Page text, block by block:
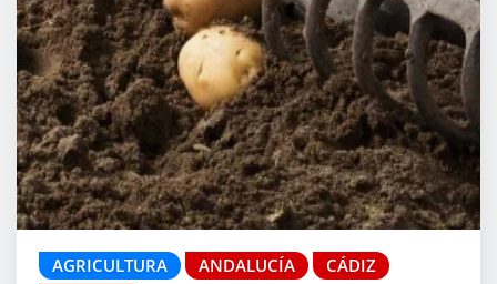
AGRICULTURA ANDALUCÍA
CÁDIZ